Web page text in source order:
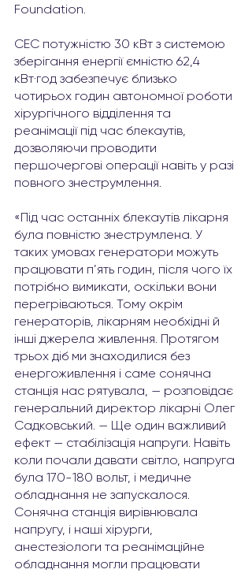
Foundation.
СЕС потужністю 30 кВт з системою
зберігання енергії ємністю 62,4
кВт·год забезпечує близько
чотирьох годин автономної роботи
хірургічного відділення та
реанімації під час блекаутів,
дозволяючи проводити
першочергові операції навіть у разі
повного знеструмлення.
«Під час останніх блекаутів лікарня
була повністю знеструмлена. У
таких умовах генератори можуть
працювати п’ять годин, після чого їх
потрібно вимикати, оскільки вони
перегріваються. Тому окрім
генераторів, лікарням необхідні й
інші джерела живлення. Протягом
трьох діб ми знаходилися без
енергоживлення і саме сонячна
станція нас рятувала, — розповідає
генеральний директор лікарні Олег
Садковський. — Ще один важливий
ефект — стабілізація напруги. Навіть
коли почали давати світло, напруга
була 170-180 вольт, і медичне
обладнання не запускалося.
Сонячна станція вирівнювала
напругу, і наші хірурги,
анестезіологи та реанімаційне
обладнання могли працювати